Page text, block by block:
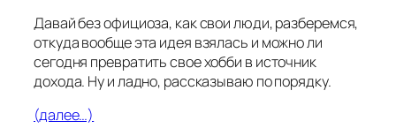
Давай без официоза, как свои люди, разберемся,
откуда вообще эта идея взялась и можно ли
сегодня превратить свое хобби в источник
дохода. Ну и ладно, рассказываю по порядку.
(далее…)